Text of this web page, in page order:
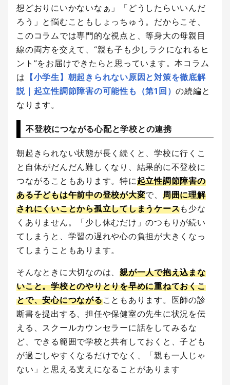
想どおりにいかないなぁ」「どうしたらいいんだ
ろう」と悩むこともしょっちゅう。だからこそ、
このコラムでは専門的な視点と、等身大の母親目
線の両方を交えて、“親も子も少しラクになれるヒ
ント”をお届けできたらと思っています。本コラム
は 【小学生】朝起きられない原因と対策を徹底解
説｜起立性調節障害の可能性も（第1回）の続編と
なります。
不登校につながる心配と学校との連携
朝起きられない状態が長く続くと、学校に行くこ
と自体がだんだん難しくなり、結果的に不登校に
つながることもあります。特に起立性調節障害の
ある子どもは午前中の登校が大変で、 周囲に理解
されにくいことから孤立してしまうケースも少な
くありません。「少し休むだけ」のつもりが続い
てしまうと、学習の遅れや心の負担が大きくなっ
てしまうこともあります。
そんなときに大切なのは、 親が一人で抱え込まな
いこと。学校とのやりとりを早めに重ねておくこ
とで、安心につながることもあります。医師の診
断書を提出する、担任や保健室の先生に状況を伝
える、スクールカウンセラーに話をしてみるな
ど、できる範囲で学校と共有しておくと、子ども
が過ごしやすくなるだけでなく、「親も一人じゃ
ない」と思える支えになることがあります